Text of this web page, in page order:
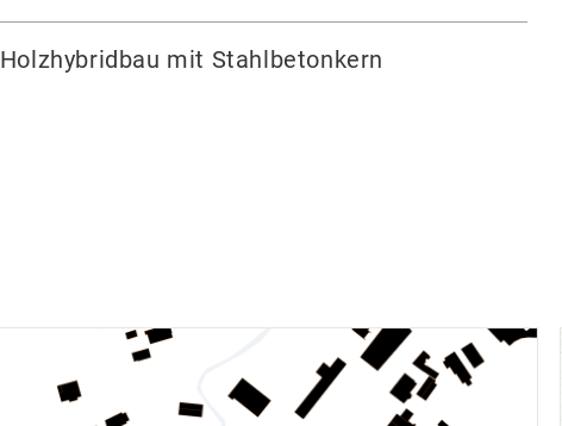
Holzhybridbau mit Stahlbetonkern